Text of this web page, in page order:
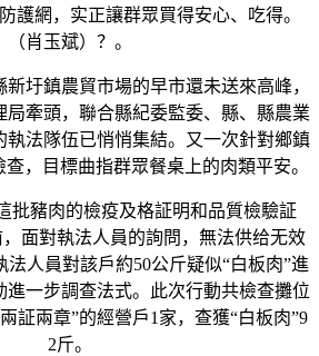
護網，实正讓群眾買得安心、吃得。
（肖玉斌）？。
鎮農貿市場的早市還未送來高峰，
局牽頭，聯合縣紀委監委、縣、縣農業
執法隊伍已悄悄集結。又一次針對鄉鎮
，目標曲指群眾餐桌上的肉類平安。
豬肉的檢疫及格証明和品質檢驗証
面對執法人員的詢問，無法供给无效
人員對該戶約50公斤疑似“白板肉”進
進一步調查法式。此次行動共檢查攤位
証兩章”的經營戶1家，查獲“白板肉”9
2斤。